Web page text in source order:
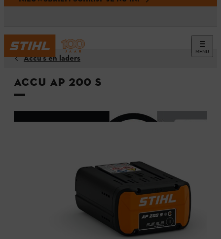
MENU
Accu’s en laders
Accu AP 200 S